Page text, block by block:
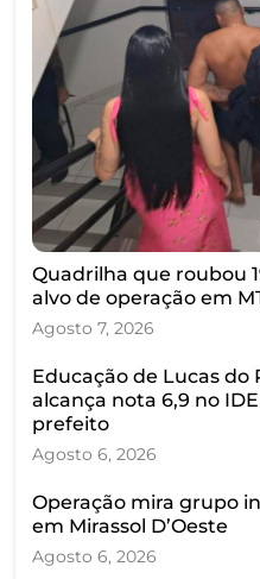
Quadrilha que roubou
alvo de operação em
Agosto 7, 2026
Educação de Lucas do
alcança nota 6,9 no
prefeito
Agosto 6, 2026
Operação mira grupo
em Mirassol D’Oeste
Agosto 6, 2026